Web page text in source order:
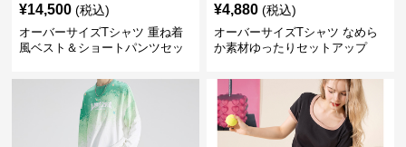
¥14,500 (税込)
オーバーサイズTシャツ 重ね着
風ベスト＆ショートパンツセッ
¥4,880 (税込)
オーバーサイズTシャツ なめら
か素材ゆったりセットアップ